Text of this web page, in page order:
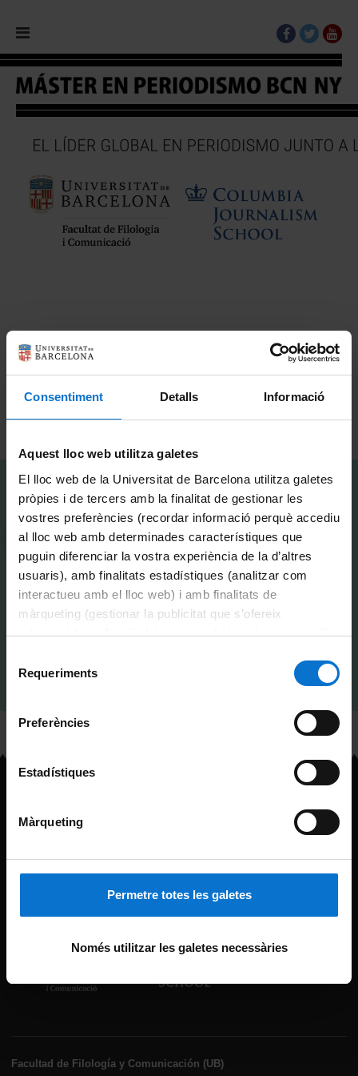
Consentiment Detalls Informació
Aquest lloc web utilitza galetes
El lloc web de la Universitat de Barcelona utilitza galetes
pròpies i de tercers amb la finalitat de gestionar les
vostres preferències (recordar informació perquè accediu
al lloc web amb determinades característiques que
puguin diferenciar la vostra experiència de la d’altres
usuaris), amb finalitats estadístiques (analitzar com
interactueu amb el lloc web) i amb finalitats de
màrqueting (gestionar la publicitat que s’ofereix
adequant-la en funció dels vostres hàbits de navegació).
consultar laPolítica de galetes del lloc web de la
Requeriments
Preferències
Estadístiques
Màrqueting
Permetre totes les galetes
Només utilitzar les galetes necessàries
EXALUMNOS EN EL
MUNDO
ACTUALIDAD DEL MÁSTER
BARCELONA
FAQ
Facultad de Filología y Comunicación (UB)